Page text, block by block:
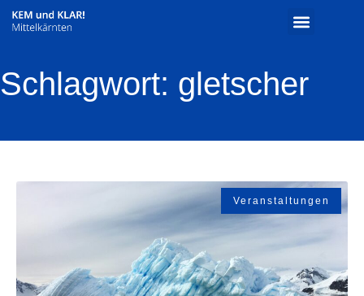
Schlagwort: gletscher
Veranstaltungen